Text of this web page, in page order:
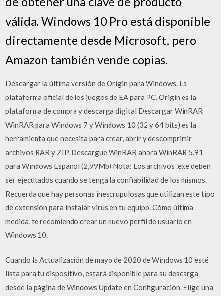
válida. Windows 10 Pro está disponible
directamente desde Microsoft, pero
Amazon también vende copias.
Descargar la última versión de Origin para Windows. La
plataforma oficial de los juegos de EA para PC. Origin es la
plataforma de compra y descarga digital Descargar WinRAR
WinRAR para Windows 7 y Windows 10 (32 y 64 bits) es la
herramienta que necesita para crear, abrir y descomprimir
archivos RAR y ZIP. Descargue WinRAR ahora WinRAR 5.91
para Windows Español (2,99Mb) Nota: Los archivos .exe deben
ser ejecutados cuando se tenga la confiabilidad de los mismos.
Recuerda que hay personas inescrupulosas que utilizan este tipo
de extensión para instalar virus en tu equipo. Cómo última
medida, te recomiendo crear un nuevo perfil de usuario en
Windows 10.
Cuando la Actualización de mayo de 2020 de Windows 10 esté
lista para tu dispositivo, estará disponible para su descarga
desde la página de Windows Update en Configuración. Elige una